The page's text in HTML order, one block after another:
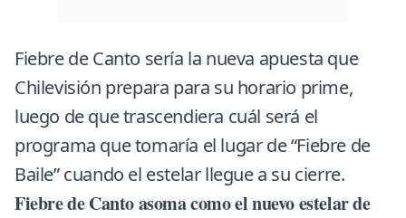
Fiebre de Canto sería la nueva apuesta que
Chilevisión prepara para su horario prime,
luego de que trascendiera cuál será el
programa que tomaría el lugar de “Fiebre de
Baile” cuando el estelar llegue a su cierre.
Fiebre de Canto asoma como el nuevo estelar de